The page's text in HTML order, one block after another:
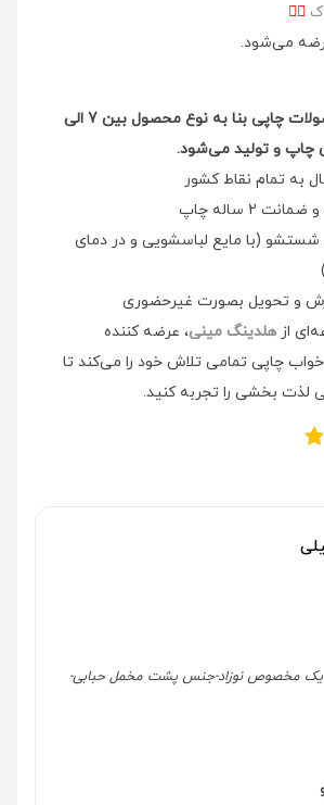
👉🏻
می‌شود.
تمام محصولات چاپی بنا به نوع محصول بین 7 الی
به تمام نقاط کشور
2 ساله چاپ
شستشو (با مایع لباسشویی و در دمای
و تحویل بصورت غیرحضوری
ازهلدینگ مینی، عرضه کننده
چاپی تمامی تلاش خود را می‌کند تا
لذت بخشی را تجربه کنید.
یک مخصوص نوزاد-جنس پشت مخمل حبابی-